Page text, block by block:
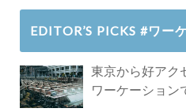
EDITOR’S PICKS #ワー
東京から好アク
ワーケーション